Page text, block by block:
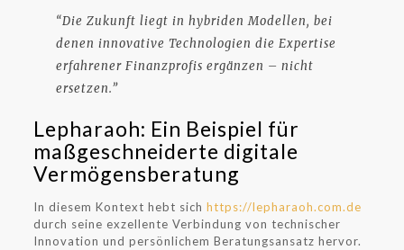
“Die Zukunft liegt in hybriden Modellen, bei
denen innovative Technologien die Expertise
erfahrener Finanzprofis ergänzen – nicht
ersetzen.”
Lepharaoh: Ein Beispiel für
maßgeschneiderte digitale
Vermögensberatung
In diesem Kontext hebt sich https://lepharaoh.com.de
durch seine exzellente Verbindung von technischer
Innovation und persönlichem Beratungsansatz hervor.